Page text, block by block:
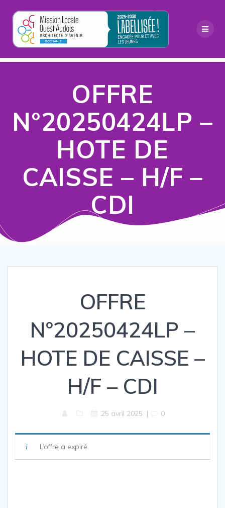
au
contenu
OFFRE
N°20250424LP –
HOTE DE
CAISSE – H/F –
CDI
OFFRE
N°20250424LP –
HOTE DE CAISSE –
H/F – CDI
25 avril 2025 | 0
L’offre a expiré.